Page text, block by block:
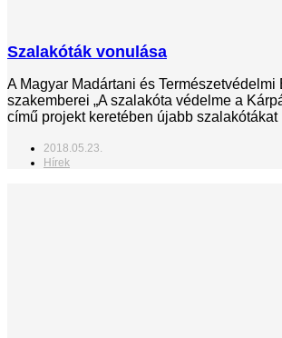
Szalakóták vonulása
A Magyar Madártani és Természetvédelmi
szakemberei „A szalakóta védelme a
című projekt keretében újabb szalakótákat
2018.05.23.
Hírek